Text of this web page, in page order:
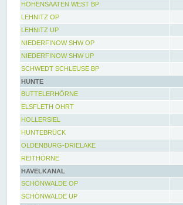
HOHENSAATEN WEST BP
LEHNITZ OP
LEHNITZ UP
NIEDERFINOW SHW OP
NIEDERFINOW SHW UP
SCHWEDT SCHLEUSE BP
HUNTE
BUTTELERHÖRNE
ELSFLETH OHRT
HOLLERSIEL
HUNTEBRÜCK
OLDENBURG-DRIELAKE
REITHÖRNE
HAVELKANAL
SCHÖNWALDE OP
SCHÖNWALDE UP